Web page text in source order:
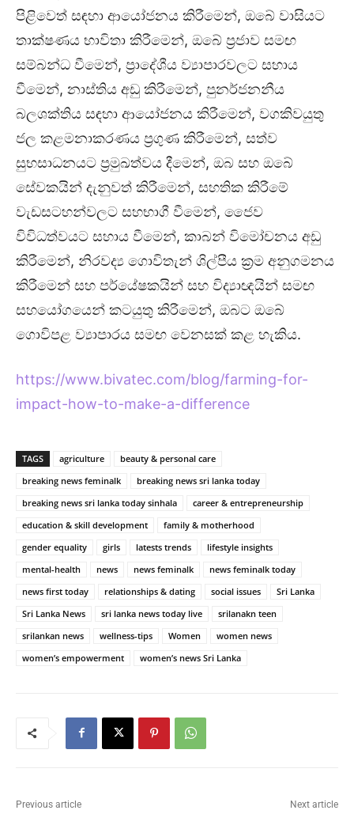
පිළිවෙත් සඳහා ආයෝජනය කිරීමෙන්, ඔබේ වාසියට
තාක්ෂණය භාවිතා කිරීමෙන්, ඔබේ ප්‍රජාව සමඟ
සම්බන්ධ වීමෙන්, ප්‍රාදේශීය ව්‍යාපාරවලට සහාය
වීමෙන්, නාස්තිය අඩු කිරීමෙන්, පුනර්ජනනීය
බලශක්තිය සඳහා ආයෝජනය කිරීමෙන්, වගකිවයුතු
ජල කළමනාකරණය ප්‍රගුණ කිරීමෙන්, සත්ව
සුභසාධනයට ප්‍රමුඛත්වය දීමෙන්, ඔබ සහ ඔබේ
සේවකයින් දැනුවත් කිරීමෙන්, සහතික කිරීමේ
වැඩසටහන්වලට සහභාගී වීමෙන්, ජෛව
විවිධත්වයට සහාය වීමෙන්, කාබන් විමෝචනය අඩු
කිරීමෙන්, නිරවද්‍ය ගොවිතැන් ශිල්පීය ක්‍රම අනුගමනය
කිරීමෙන් සහ පර්යේෂකයින් සහ විද්‍යාඥයින් සමඟ
සහයෝගයෙන් කටයුතු කිරීමෙන්, ඔබට ඔබේ
ගොවිපළ ව්‍යාපාරය සමඟ වෙනසක් කළ හැකිය.
https://www.bivatec.com/blog/farming-for-
impact-how-to-make-a-difference
TAGS agriculture
beauty & personal care
breaking news feminalk
breaking news sri lanka today
breaking news sri lanka today sinhala
career & entrepreneurship
education & skill development
family & motherhood
gender equality
girls latests trends
lifestyle insights
mental-health
news news feminalk
news feminalk today
news first today
relationships & dating social issues
Sri Lanka
Sri Lanka News
sri lanka news today live
srilanakn teen
srilankan news
wellness-tips Women
women news
women’s empowerment
women’s news Sri Lanka
Previous article Next article